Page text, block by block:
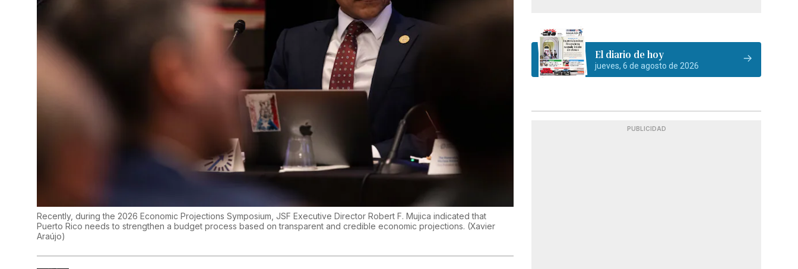
Recently, during the 2026 Economic Projections Symposium, JSF Executive Director Robert F. Mujica indicated that
Puerto Rico needs to strengthen a budget process based on transparent and credible economic projections. (Xavier
Araújo)
El diario de hoy
jueves, 6 de agosto de 2026
PUBLICIDAD